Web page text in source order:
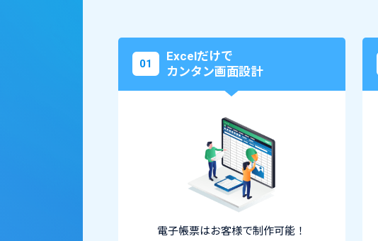
01
Excelだけで
カンタン画面設計
電子帳票はお客様で制作可能！